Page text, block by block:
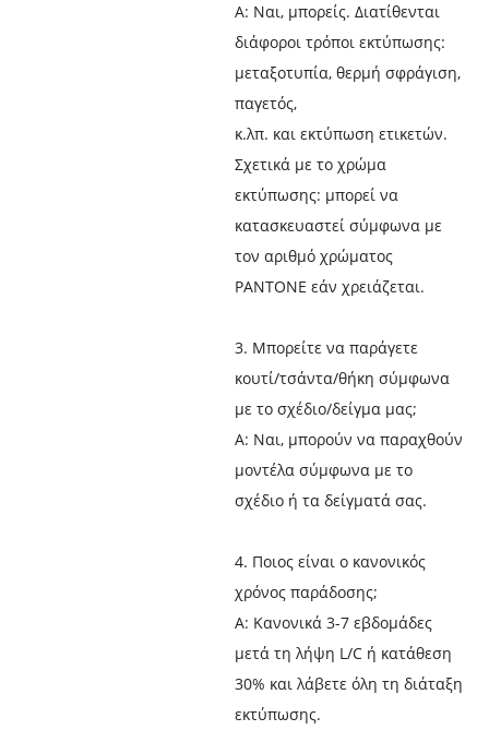
Α: Ναι, μπορείς. Διατίθενται
διάφοροι τρόποι εκτύπωσης:
μεταξοτυπία, θερμή σφράγιση,
παγετός,
κ.λπ. και εκτύπωση ετικετών.
Σχετικά με το χρώμα
εκτύπωσης: μπορεί να
κατασκευαστεί σύμφωνα με
τον αριθμό χρώματος
PANTONE εάν χρειάζεται.
3. Μπορείτε να παράγετε
κουτί/τσάντα/θήκη σύμφωνα
με το σχέδιο/δείγμα μας;
Α: Ναι, μπορούν να παραχθούν
μοντέλα σύμφωνα με το
σχέδιο ή τα δείγματά σας.
4. Ποιος είναι ο κανονικός
χρόνος παράδοσης;
Α: Κανονικά 3-7 εβδομάδες
μετά τη λήψη L/C ή κατάθεση
30% και λάβετε όλη τη διάταξη
εκτύπωσης.